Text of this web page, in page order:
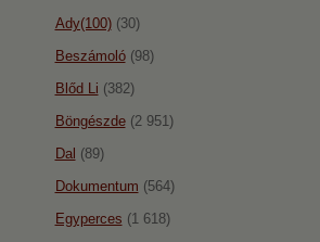
Ady(100)(30)
Beszámoló(98)
Blőd Li (382)
Böngészde(2 951)
Dal (89)
Dokumentum (564)
Egyperces (1 618)